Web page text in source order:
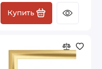
Купить